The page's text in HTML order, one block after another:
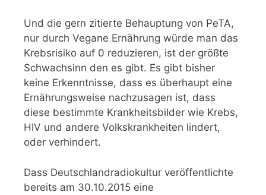
Und die gern zitierte Behauptung von PeTA,
nur durch Vegane Ernährung würde man das
Krebsrisiko auf 0 reduzieren, ist der größte
Schwachsinn den es gibt. Es gibt bisher
keine Erkenntnisse, dass es überhaupt eine
Ernährungsweise nachzusagen ist, dass
diese bestimmte Krankheitsbilder wie Krebs,
HIV und andere Volkskrankheiten lindert,
oder verhindert.
Dass Deutschlandradiokultur veröffentlichte
bereits am 30.10.2015 eine